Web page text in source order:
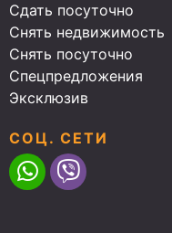
Сдать посуточно
Снять недвижимость
Снять посуточно
Спецпредложения
Эксклюзив
СОЦ. СЕТИ